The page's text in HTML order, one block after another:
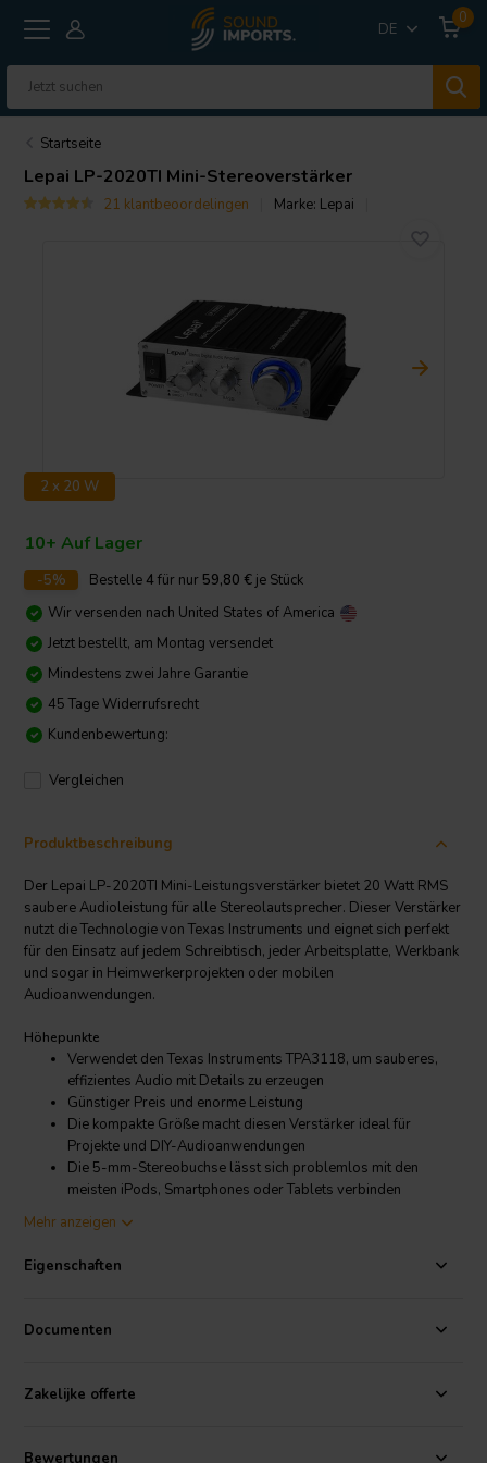
DE
0
Startseite
Lepai LP-2020TI Mini-Stereoverstärker
21 klantbeoordelingen Marke: Lepai
2 x 20 W
10+ Auf Lager
-5% Bestelle4 für nur 59,80 € je Stück
Wir versenden nach United States of America
Jetzt bestellt, am Montag versendet
Mindestens zwei Jahre Garantie
45 Tage Widerrufsrecht
Kundenbewertung:
Vergleichen
Produktbeschreibung
Der Lepai LP-2020TI Mini-Leistungsverstärker bietet 20 Watt RMS
saubere Audioleistung für alle Stereolautsprecher. Dieser Verstärker
nutzt die Technologie von Texas Instruments und eignet sich perfekt
für den Einsatz auf jedem Schreibtisch, jeder Arbeitsplatte, Werkbank
und sogar in Heimwerkerprojekten oder mobilen
Audioanwendungen.
Höhepunkte
Verwendet den Texas Instruments TPA3118, um sauberes,
effizientes Audio mit Details zu erzeugen
Günstiger Preis und enorme Leistung
Die kompakte Größe macht diesen Verstärker ideal für
Projekte und DIY-Audioanwendungen
Die 5-mm-Stereobuchse lässt sich problemlos mit den
meisten iPods, Smartphones oder Tablets verbinden
Verwenden Sie RCA-Buchsen, um CD-Player, Fernseher oder
Streaming-Media-Player anzuschließen
Aluminiumgehäuse, das leicht und dennoch robust ist
12 VDC, 3A Netzteil enthalten
Produktdetails
Fortsetzung des Erbes
aber aufgrund der Knappheit des Tripath TA2020-Verstärkerchips
Mehr anzeigen
Eigenschaften
Documenten
Zakelijke offerte
Bewertungen